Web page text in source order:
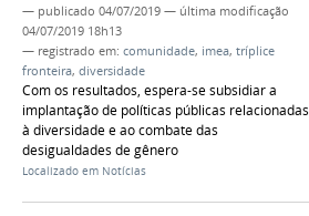
— publicado 04/07/2019 — última modificação
04/07/2019 18h13
— registrado em: comunidade, imea, tríplice
fronteira, diversidade
Com os resultados, espera-se subsidiar a
implantação de políticas públicas relacionadas
à diversidade e ao combate das
desigualdades de gênero
Localizado em Notícias